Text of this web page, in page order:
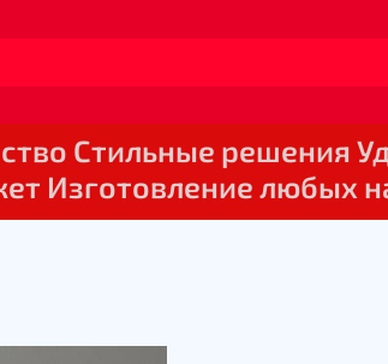
Стильные решения
Изготовление любых